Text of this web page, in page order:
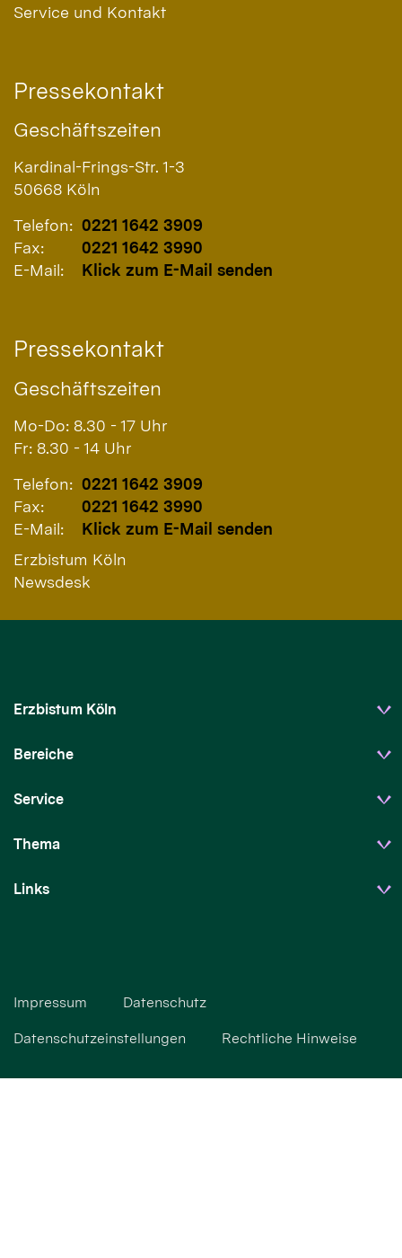
Service und Kontakt
Pressekontakt
Geschäftszeiten
Kardinal-Frings-Str. 1-3
50668 Köln
Telefon: 0221 1642 3909
Fax:
0221 1642 3990
E-Mail:
Klick zum E-Mail senden
Pressekontakt
Geschäftszeiten
Mo-Do: 8.30 - 17 Uhr
Fr: 8.30 - 14 Uhr
Telefon: 0221 1642 3909
Fax:
0221 1642 3990
E-Mail:
Klick zum E-Mail senden
Erzbistum Köln
Newsdesk
Erzbistum Köln
Bereiche
Service
Thema
Links
Impressum Datenschutz
Datenschutzeinstellungen Rechtliche Hinweise